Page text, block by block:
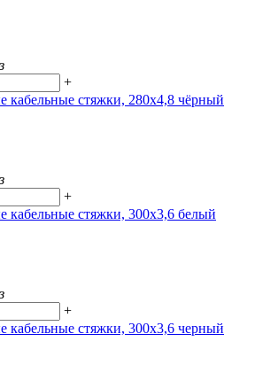
+
кабельные стяжки, 280х4,8 чёрный
+
кабельные стяжки, 300х3,6 белый
+
кабельные стяжки, 300х3,6 черный